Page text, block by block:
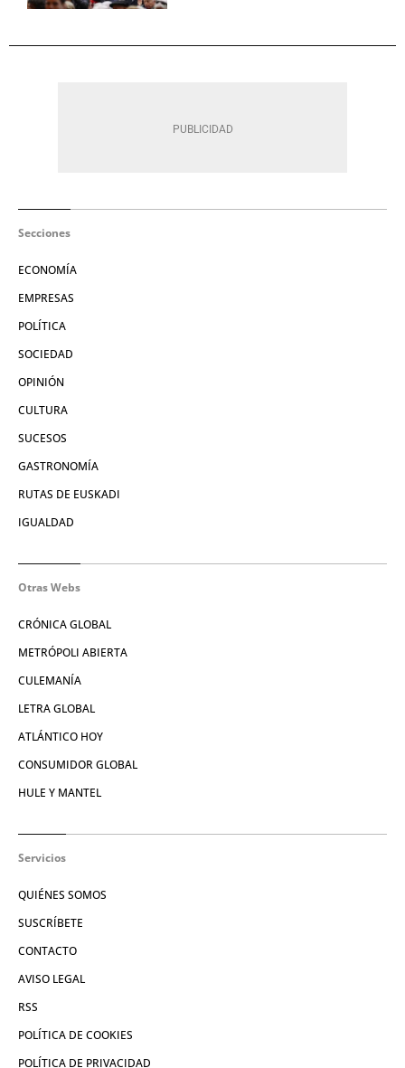
Secciones
ECONOMÍA
EMPRESAS
POLÍTICA
SOCIEDAD
OPINIÓN
CULTURA
SUCESOS
GASTRONOMÍA
RUTAS DE EUSKADI
IGUALDAD
Otras Webs
CRÓNICA GLOBAL
METRÓPOLI ABIERTA
CULEMANÍA
LETRA GLOBAL
ATLÁNTICO HOY
CONSUMIDOR GLOBAL
HULE Y MANTEL
Servicios
QUIÉNES SOMOS
SUSCRÍBETE
CONTACTO
AVISO LEGAL
RSS
POLÍTICA DE COOKIES
POLÍTICA DE PRIVACIDAD